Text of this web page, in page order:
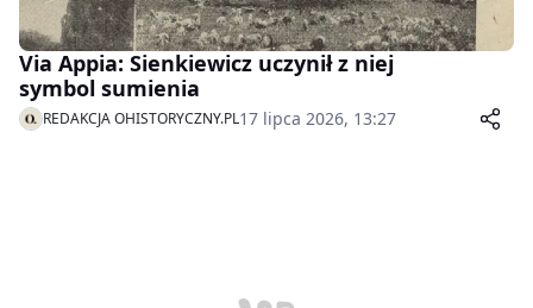
Via Appia: Sienkiewicz uczynił z niej
symbol sumienia
REDAKCJA OHISTORYCZNY.PL17 lipca 2026, 13:27